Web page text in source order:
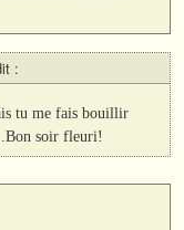
:
tu me fais bouillir
soir fleuri!